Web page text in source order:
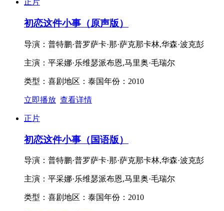
正片
初恋这件小事（原声版）
导演： 普特鹏·普罗萨卡·那·萨克那卡林,华森·波克彭
主演： 平采娜·乐维瑟派布恩,马里奥·毛瑞尔
类型： 喜剧地区： 泰国年份： 2010
立即播放 查看详情
正片
初恋这件小事（国语版）
导演： 普特鹏·普罗萨卡·那·萨克那卡林,华森·波克彭
主演： 平采娜·乐维瑟派布恩,马里奥·毛瑞尔
类型： 喜剧地区： 泰国年份： 2010